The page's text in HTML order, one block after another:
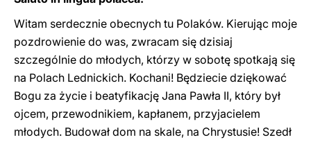
Witam serdecznie obecnych tu Polaków. Kierując moje
pozdrowienie do was, zwracam się dzisiaj
szczególnie do młodych, którzy w sobotę spotkają się
na Polach Lednickich. Kochani! Będziecie dziękować
Bogu za życie i beatyfikację Jana Pawła II, który był
ojcem, przewodnikiem, kapłanem, przyjacielem
młodych. Budował dom na skale, na Chrystusie! Szedł